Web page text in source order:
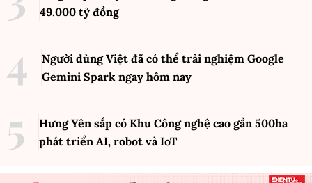
49.000 tỷ đồng
Người dùng Việt đã có thể trải nghiệm Google
Gemini Spark ngay hôm nay
Hưng Yên sắp có Khu Công nghệ cao gần 500ha
phát triển AI, robot và IoT